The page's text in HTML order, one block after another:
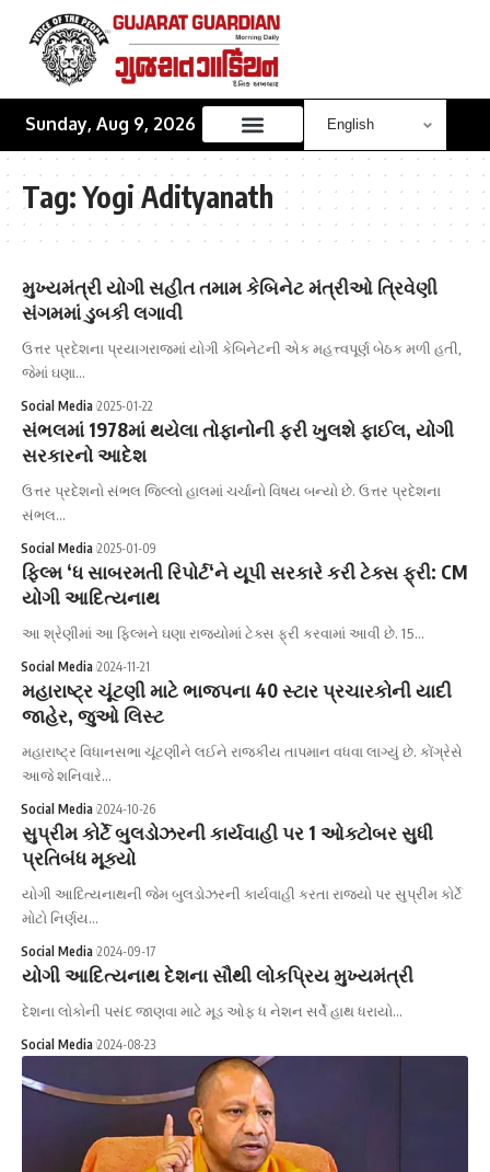
Sunday, Aug 9, 2026
Tag:Yogi Adityanath
મુખ્યમંત્રી યોગી સહીત તમામ કેબિનેટ મંત્રીઓ ત્રિવેણી
સંગમમાં ડુબકી લગાવી
ઉત્તર પ્રદેશના પ્રયાગરાજમાં યોગી કેબિનેટની એક મહત્ત્વપૂર્ણ બેઠક મળી હતી,
જેમાં ઘણા…
Social Media 2025-01-22
સંભલમાં 1978માં થયેલા તોફાનોની ફરી ખુલશે ફાઈલ, યોગી
સરકારનો આદેશ
ઉત્તર પ્રદેશનો સંભલ જિલ્લો હાલમાં ચર્ચાનો વિષય બન્યો છે. ઉત્તર પ્રદેશના
સંભલ…
Social Media 2025-01-09
ફિલ્મ ‘ધ સાબરમતી રિપોર્ટ‘ને યૂપી સરકારે કરી ટેક્સ ફ્રી: CM
યોગી આદિત્યનાથ
આ શ્રેણીમાં આ ફિલ્મને ઘણા રાજ્યોમાં ટેક્સ ફ્રી કરવામાં આવી છે. 15…
Social Media 2024-11-21
મહારાષ્ટ્ર ચૂંટણી માટે ભાજપના 40 સ્ટાર પ્રચારકોની યાદી
જાહેર, જુઓ લિસ્ટ
મહારાષ્ટ્ર વિધાનસભા ચૂંટણીને લઈને રાજકીય તાપમાન વધવા લાગ્યું છે. કોંગ્રેસે
આજે શનિવારે…
Social Media 2024-10-26
સુપ્રીમ કોર્ટે બુલડોઝરની કાર્યવાહી પર 1 ઓક્ટોબર સુધી
પ્રતિબંધ મૂક્યો
યોગી આદિત્યનાથની જેમ બુલડોઝરની કાર્યવાહી કરતા રાજ્યો પર સુપ્રીમ કોર્ટે
મોટો નિર્ણય…
Social Media 2024-09-17
યોગી આદિત્યનાથ દેશના સૌથી લોકપ્રિય મુખ્યમંત્રી
દેશના લોકોની પસંદ જાણવા માટે મૂડ ઓફ ધ નેશન સર્વે હાથ ધરાયો…
Social Media 2024-08-23